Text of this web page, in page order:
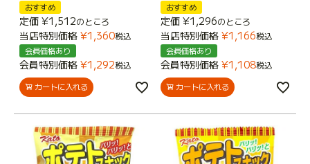
おすすめ
定価 ¥1,512のところ
当店特別価格 ¥1,360税込
会員価格あり
会員特別価格 ¥1,292税込
カートに入れる
おすすめ
定価 ¥1,296のところ
当店特別価格 ¥1,166税込
会員価格あり
会員特別価格 ¥1,108税込
カートに入れる